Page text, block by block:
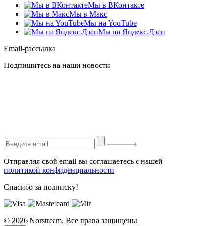
Мы в ВКонтакте
Мы в Макс
Мы на YouTube
Мы на Яндекс.Дзен
Email-рассылка
Подпишитесь на наши новости
Отправляя свой email вы соглашаетесь с нашей
политикой конфиденциальности
Спасибо за подписку!
© 2026 Norstream. Все права защищены.